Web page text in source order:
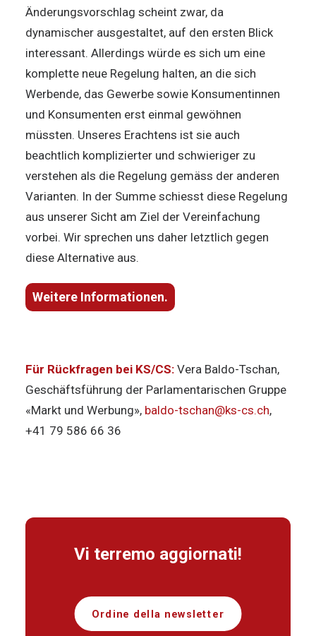
Änderungsvorschlag scheint zwar, da
dynamischer ausgestaltet, auf den ersten Blick
interessant. Allerdings würde es sich um eine
komplette neue Regelung halten, an die sich
Werbende, das Gewerbe sowie Konsumentinnen
und Konsumenten erst einmal gewöhnen
müssten. Unseres Erachtens ist sie auch
beachtlich komplizierter und schwieriger zu
verstehen als die Regelung gemäss der anderen
Varianten. In der Summe schiesst diese Regelung
aus unserer Sicht am Ziel der Vereinfachung
vorbei. Wir sprechen uns daher letztlich gegen
diese Alternative aus.
Weitere Informationen.
Für Rückfragen bei KS/CS: Vera Baldo-Tschan,
Geschäftsführung der Parlamentarischen Gruppe
«Markt und Werbung», baldo-tschan@ks-cs.ch,
+41 79 586 66 36
Vi terremo aggiornati!
Ordine della newsletter